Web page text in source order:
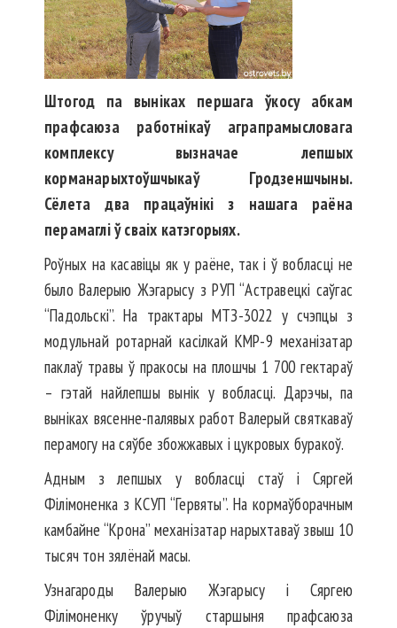
Штогод па выніках першага ўкосу абкам
прафсаюза работнікаў аграпрамысловага
комплексу вызначае лепшых
корманарыхтоўшчыкаў Гродзеншчыны.
Сёлета два працаўнікі з нашага раёна
перамаглі ў сваіх катэгорыях.
Роўных на касавіцы як у раёне, так і ў вобласці не
было Валерыю Жэгарысу з РУП “Астравецкі саўгас
“Падольскі”. На трактары МТЗ-3022 у счэпцы з
модульнай ротарнай касілкай КМР-9 механізатар
паклаў травы ў пракосы на плошчы 1 700 гектараў
– гэтай найлепшы вынік у вобласці. Дарэчы, па
выніках вясенне-палявых работ Валерый святкаваў
перамогу на сяўбе збожжавых і цукровых буракоў.
Адным з лепшых у вобласці стаў і Сяргей
Філімоненка з КСУП “Гервяты”. На кормаўборачным
камбайне “Крона” механізатар нарыхтаваў звыш 10
тысяч тон зялёнай масы.
Узнагароды Валерыю Жэгарысу і Сяргею
Філімоненку ўручыў старшыня прафсаюза